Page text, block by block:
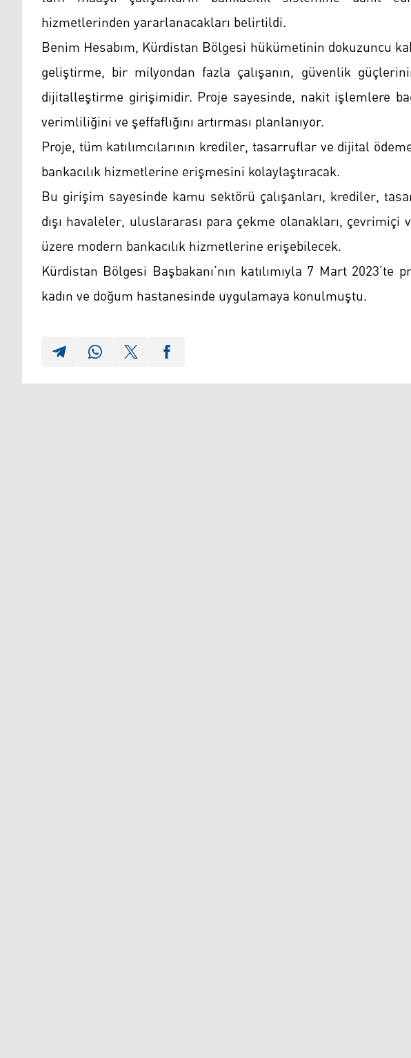
hizmetlerinden yararlanacakları belirtildi.
Benim Hesabım, Kürdistan Bölgesi hükümetinin dokuzuncu
geliştirme, bir milyondan fazla çalışanın, güvenlik
dijitalleştirme girişimidir. Proje sayesinde, nakit işlemlere
verimliliğini ve şeffaflığını artırması planlanıyor.
Proje, tüm katılımcılarının krediler, tasarruflar ve dijital
bankacılık hizmetlerine erişmesini kolaylaştıracak.
Bu girişim sayesinde kamu sektörü çalışanları, krediler,
dışı havaleler, uluslararası para çekme olanakları,
üzere modern bankacılık hizmetlerine erişebilecek.
Kürdistan Bölgesi Başbakanı’nın katılımıyla 7 Mart
kadın ve doğum hastanesinde uygulamaya konulmuştu.